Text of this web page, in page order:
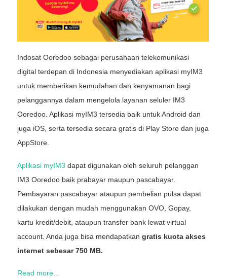
Indosat Ooredoo sebagai perusahaan telekomunikasi
digital terdepan di Indonesia menyediakan aplikasi myIM3
untuk memberikan kemudahan dan kenyamanan bagi
pelanggannya dalam mengelola layanan seluler IM3
Ooredoo. Aplikasi myIM3 tersedia baik untuk Android dan
juga iOS, serta tersedia secara gratis di Play Store dan juga
AppStore.
Aplikasi myIM3 dapat digunakan oleh seluruh pelanggan
IM3 Ooredoo baik prabayar maupun pascabayar.
Pembayaran pascabayar ataupun pembelian pulsa dapat
dilakukan dengan mudah menggunakan OVO, Gopay,
kartu kredit/debit, ataupun transfer bank lewat virtual
account. Anda juga bisa mendapatkan gratis kuota akses
internet sebesar 750 MB.
Read more...